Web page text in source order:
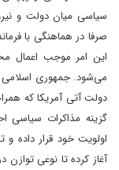
سیاسی میان دولت و
صرفا در هماهنگی با
این امر موجب اعمال
می‌شود. جمهوری اسلامی
دولت آتی آمریکا که
گزینه مذاکرات سیاسی
اولویت خود قرار داده
آغاز کرده تا نوعی